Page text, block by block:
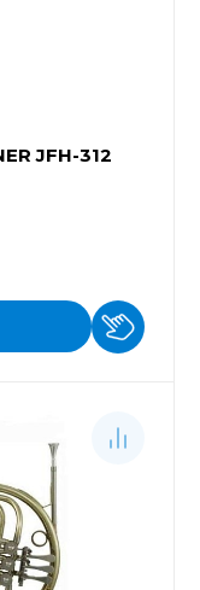
JFH-312